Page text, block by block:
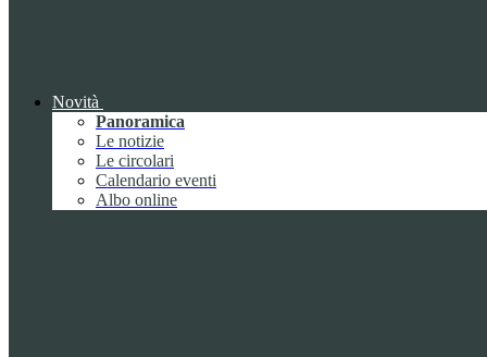
Novità
Panoramica
Le notizie
Le circolari
Calendario eventi
Albo online